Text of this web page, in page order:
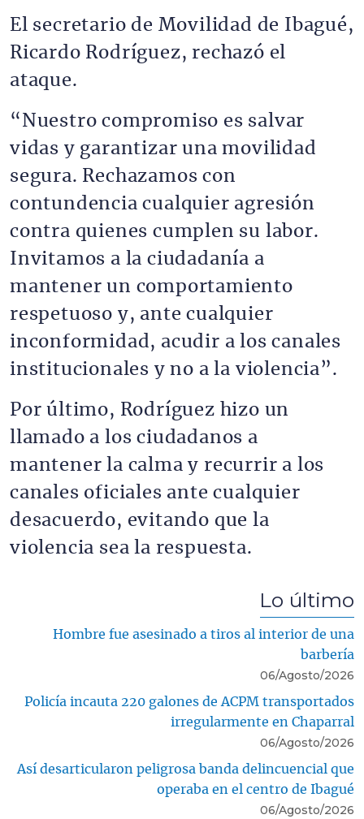
El secretario de Movilidad de Ibagué,
Ricardo Rodríguez, rechazó el
ataque.
“Nuestro compromiso es salvar
vidas y garantizar una movilidad
segura. Rechazamos con
contundencia cualquier agresión
contra quienes cumplen su labor.
Invitamos a la ciudadanía a
mantener un comportamiento
respetuoso y, ante cualquier
inconformidad, acudir a los canales
institucionales y no a la violencia”.
Por último, Rodríguez hizo un
llamado a los ciudadanos a
mantener la calma y recurrir a los
canales oficiales ante cualquier
desacuerdo, evitando que la
violencia sea la respuesta.
Lo último
Hombre fue asesinado a tiros al interior de una
barbería
06/Agosto/2026
Policía incauta 220 galones de ACPM transportados
irregularmente en Chaparral
06/Agosto/2026
Así desarticularon peligrosa banda delincuencial que
operaba en el centro de Ibagué
06/Agosto/2026